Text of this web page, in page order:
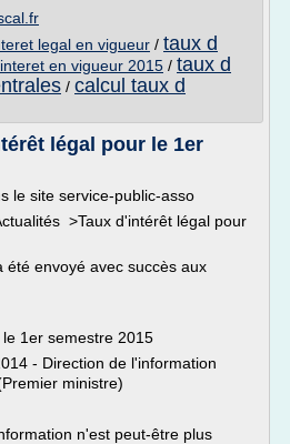
legal en vigueur / taux d
en vigueur 2015 / taux d
/ calcul taux d
légal pour le 1er
le site service-public-asso
>Taux d'intérêt légal pour
été envoyé avec succès aux
1er semestre 2015
- Direction de l'information
ministre)
n'est peut-être plus